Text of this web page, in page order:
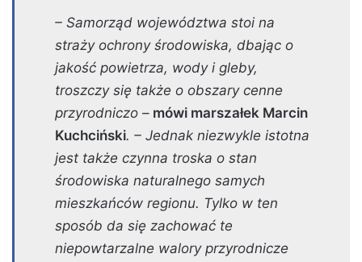
– Samorząd województwa stoi na
straży ochrony środowiska, dbając o
jakość powietrza, wody i gleby,
troszczy się także o obszary cenne
przyrodniczo – mówi marszałek Marcin
Kuchciński. – Jednak niezwykle istotna
jest także czynna troska o stan
środowiska naturalnego samych
mieszkańców regionu. Tylko w ten
sposób da się zachować te
niepowtarzalne walory przyrodnicze